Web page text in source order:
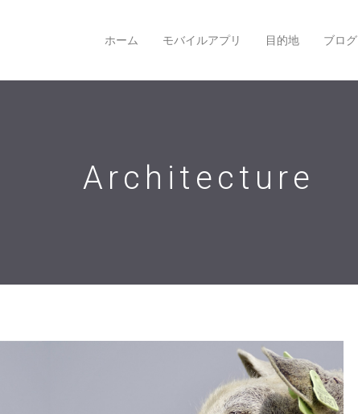
ホーム モバイルアプリ 目的地 ブログ
Architecture